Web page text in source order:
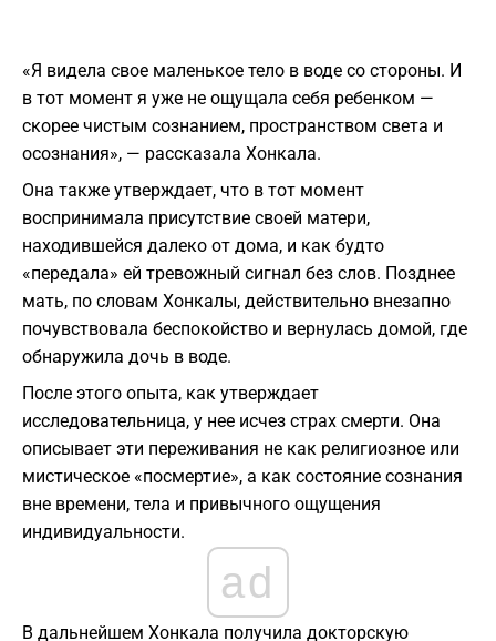
«Я видела свое маленькое тело в воде со стороны. И
в тот момент я уже не ощущала себя ребенком —
скорее чистым сознанием, пространством света и
осознания», — рассказала Хонкала.
Она также утверждает, что в тот момент
воспринимала присутствие своей матери,
находившейся далеко от дома, и как будто
«передала» ей тревожный сигнал без слов. Позднее
мать, по словам Хонкалы, действительно внезапно
почувствовала беспокойство и вернулась домой, где
обнаружила дочь в воде.
После этого опыта, как утверждает
исследовательница, у нее исчез страх смерти. Она
описывает эти переживания не как религиозное или
мистическое «посмертие», а как состояние сознания
вне времени, тела и привычного ощущения
индивидуальности.
ad
В дальнейшем Хонкала получила докторскую